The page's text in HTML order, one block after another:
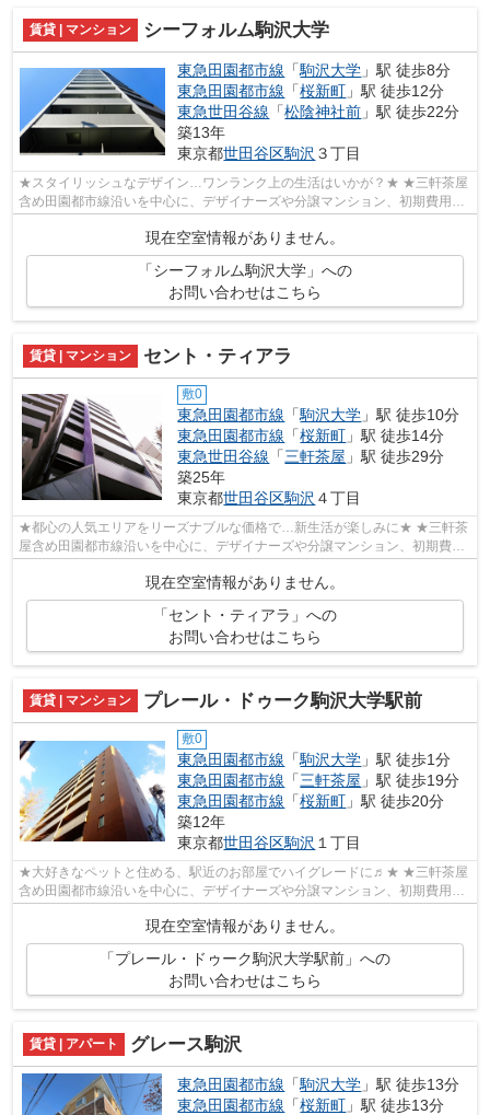
賃貸 | マンション シーフォルム駒沢大学
東急田園都市線 「駒沢大学 」駅 徒歩8分
東急田園都市線 「桜新町 」駅 徒歩12分
東急世田谷線 「松陰神社前 」駅 徒歩22分
築13年
東京都世田谷区駒沢 ３丁目
★スタイリッシュなデザイン…ワンランク上の生活はいかが？★ ★三軒茶屋
含め田園都市線沿いを中心に、デザイナーズや分譲マンション、初期費用を
現在空室情報がありません。
「シーフォルム駒沢大学」への
お問い合わせはこちら
賃貸 | マンション セント・ティアラ
敷0
東急田園都市線 「駒沢大学 」駅 徒歩10分
東急田園都市線 「桜新町 」駅 徒歩14分
東急世田谷線 「三軒茶屋 」駅 徒歩29分
築25年
東京都世田谷区駒沢 ４丁目
★都心の人気エリアをリーズナブルな価格で…新生活が楽しみに★ ★三軒茶
屋含め田園都市線沿いを中心に、デザイナーズや分譲マンション、初期費用
現在空室情報がありません。
「セント・ティアラ」への
お問い合わせはこちら
賃貸 | マンション プレール・ドゥーク駒沢大学駅前
敷0
東急田園都市線 「駒沢大学 」駅 徒歩1分
東急田園都市線 「三軒茶屋 」駅 徒歩19分
東急田園都市線 「桜新町 」駅 徒歩20分
築12年
東京都世田谷区駒沢 １丁目
★大好きなペットと住める、駅近のお部屋でハイグレードに♬★ ★三軒茶屋
含め田園都市線沿いを中心に、デザイナーズや分譲マンション、初期費用を
抑えた部屋探しはぜひ当社にお任せくださ...
現在空室情報がありません。
「プレール・ドゥーク駒沢大学駅前」への
お問い合わせはこちら
賃貸 | アパート グレース駒沢
東急田園都市線 「駒沢大学 」駅 徒歩13分
東急田園都市線 「桜新町 」駅 徒歩13分